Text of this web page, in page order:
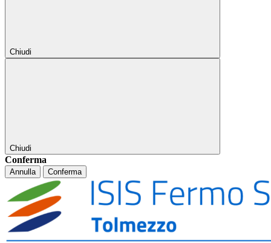
Chiudi
Chiudi
Conferma
Annulla Conferma